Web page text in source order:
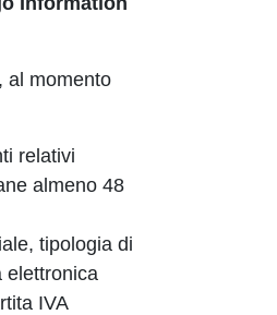
, al momento
relativi
almeno 48
tipologia di
elettronica
IVA